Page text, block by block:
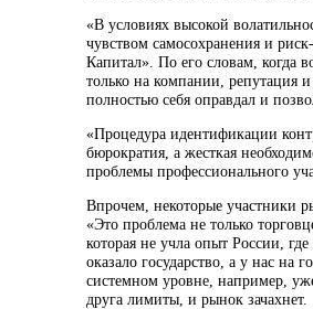
«В условиях высокой
чувством самосохранения и
Капитал». По его словам, когда
только на компании, репутация
полностью себя оправдал и
«Процедура идентификации
бюрократия, а жесткая
проблемы профессионального
Впрочем, некоторые участники
«Это проблема не только
которая не учла опыт России,
оказало государство, а у нас на
системном уровне, например,
друга лимиты, и рынок зачахнет.